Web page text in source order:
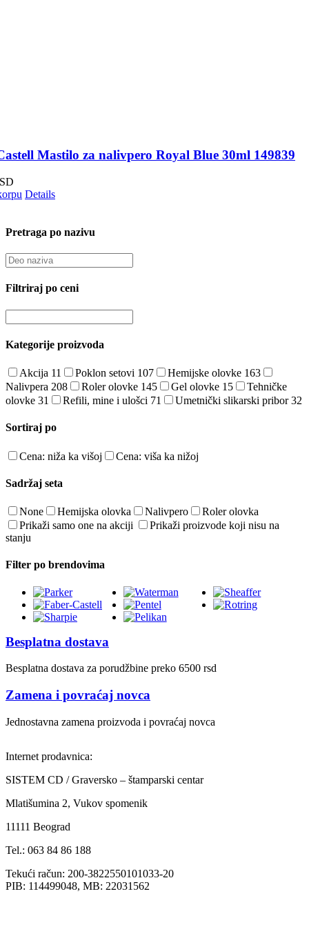
Mastilo za nalivpero Royal Blue 30ml 149839
Details
Pretraga po nazivu
Filtriraj po ceni
Kategorije proizvoda
Akcija 11 Poklon setovi 107 Hemijske olovke 163
Nalivpera 208 Roler olovke 145 Gel olovke 15
Tehničke
olovke 31 Refili, mine i ulošci 71 Umetnički slikarski pribor32
Sortiraj po
Cena: niža ka višoj Cena: viša ka nižoj
Sadržaj seta
None Hemijska olovka Nalivpero
Roler olovka
Prikaži samo one na akciji
Prikaži proizvode koji nisu na
stanju
Filter po brendovima
Besplatna dostava
Besplatna dostava za porudžbine preko 6500 rsd
Zamena i povraćaj novca
Jednostavna zamena proizvoda i povraćaj novca
Internet prodavnica:
SISTEM CD / Graversko – štamparski centar
Mlatišumina 2, Vukov spomenik
11111 Beograd
Tel.: 063 84 86 188
Tekući račun: 200-3822550101033-20
PIB: 114499048, MB: 22031562